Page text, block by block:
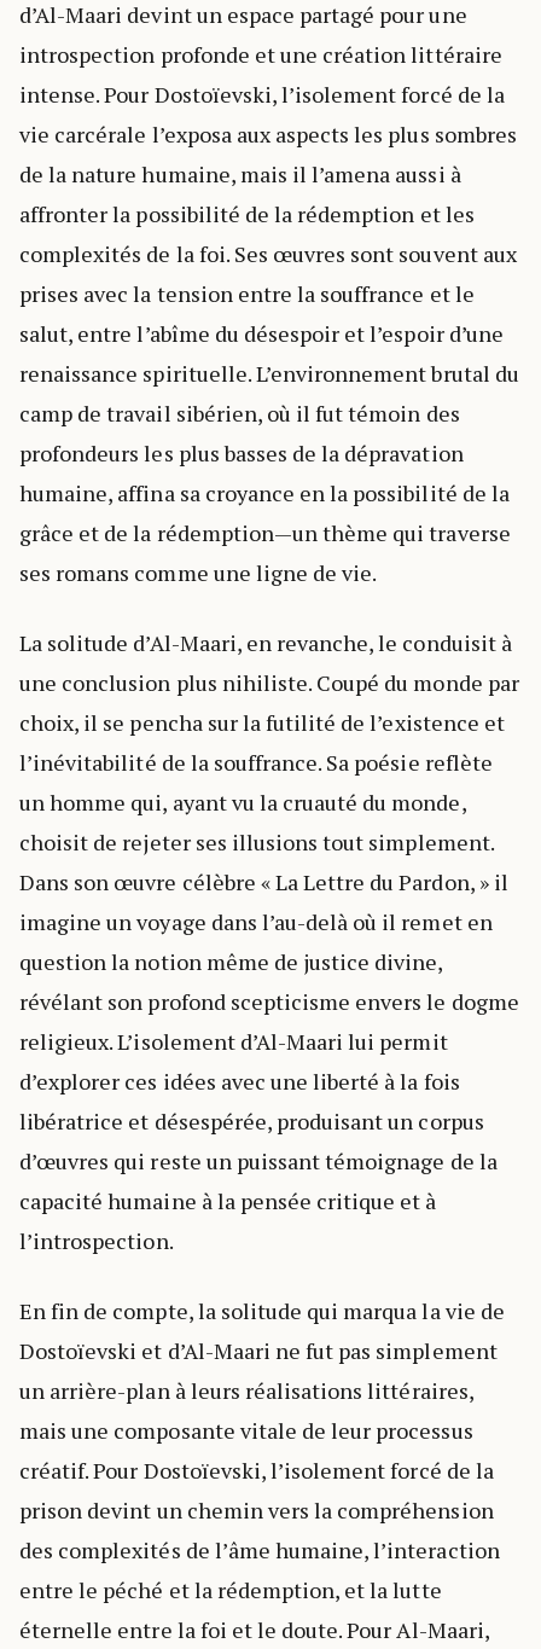
d’Al-Maari devint un espace partagé pour une
introspection profonde et une création littéraire
intense. Pour Dostoïevski, l’isolement forcé de la
vie carcérale l’exposa aux aspects les plus sombres
de la nature humaine, mais il l’amena aussi à
affronter la possibilité de la rédemption et les
complexités de la foi. Ses œuvres sont souvent aux
prises avec la tension entre la souffrance et le
salut, entre l’abîme du désespoir et l’espoir d’une
renaissance spirituelle. L’environnement brutal du
camp de travail sibérien, où il fut témoin des
profondeurs les plus basses de la dépravation
humaine, affina sa croyance en la possibilité de la
grâce et de la rédemption—un thème qui traverse
ses romans comme une ligne de vie.
La solitude d’Al-Maari, en revanche, le conduisit à
une conclusion plus nihiliste. Coupé du monde par
choix, il se pencha sur la futilité de l’existence et
l’inévitabilité de la souffrance. Sa poésie reflète
un homme qui, ayant vu la cruauté du monde,
choisit de rejeter ses illusions tout simplement.
Dans son œuvre célèbre « La Lettre du Pardon, » il
imagine un voyage dans l’au-delà où il remet en
question la notion même de justice divine,
révélant son profond scepticisme envers le dogme
religieux. L’isolement d’Al-Maari lui permit
d’explorer ces idées avec une liberté à la fois
libératrice et désespérée, produisant un corpus
d’œuvres qui reste un puissant témoignage de la
capacité humaine à la pensée critique et à
l’introspection.
En fin de compte, la solitude qui marqua la vie de
Dostoïevski et d’Al-Maari ne fut pas simplement
un arrière-plan à leurs réalisations littéraires,
mais une composante vitale de leur processus
créatif. Pour Dostoïevski, l’isolement forcé de la
prison devint un chemin vers la compréhension
des complexités de l’âme humaine, l’interaction
entre le péché et la rédemption, et la lutte
éternelle entre la foi et le doute. Pour Al-Maari,